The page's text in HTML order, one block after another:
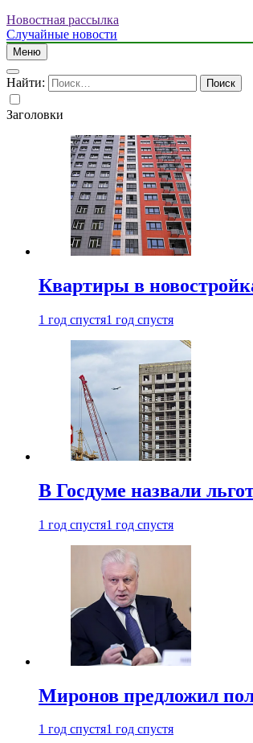
Новостная рассылка
Случайные новости
Меню
Найти:
Заголовки
Квартиры в
1 год спустя1 год спустя
В Госдуме назвали
1 год спустя1 год спустя
Миронов предложил
1 год спустя1 год спустя